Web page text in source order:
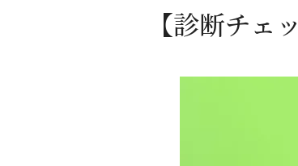
【診断チェ